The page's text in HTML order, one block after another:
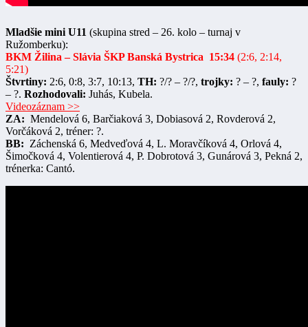
Mladšie mini U11 (skupina stred – 26. kolo – turnaj v
Ružomberku):
BKM Žilina– Slávia ŠKP Banská Bystrica 15:34 (2:6, 2:14,
5:21)
Štvrtiny: 2:6, 0:8, 3:7, 10:13, TH: ?/? – ?/?, trojky: ? – ?, fauly: ?
– ?. Rozhodovali: Juhás, Kubela.
Videozáznam >>
ZA: Mendelová 6, Barčiaková 3, Dobiasová 2, Rovderová 2,
Vorčáková 2, tréner: ?.
BB: Záchenská 6, Medveďová 4, L. Moravčíková 4, Orlová 4,
Šimočková 4, Volentierová 4, P. Dobrotová 3, Gunárová 3, Pekná 2,
trénerka: Cantó.